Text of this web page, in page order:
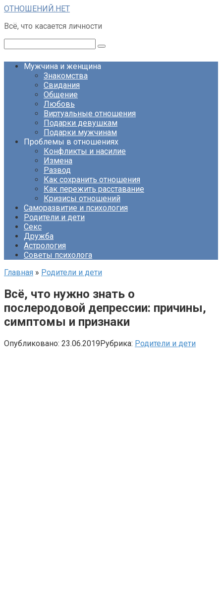
Перейти
контенту
ОТНОШЕНИЙ.НЕТ
Всё, что касается личности
Мужчина и женщина
Знакомства
Свидания
Общение
Любовь
Виртуальные отношения
Подарки девушкам
Подарки мужчинам
Проблемы в отношениях
Конфликты и насилие
Измена
Развод
Как сохранить отношения
Как пережить расставание
Кризисы отношений
Саморазвитие и психология
Родители и дети
Секс
Дружба
Астрология
Советы психолога
Главная » Родители и дети
Всё, что нужно знать о
послеродовой депрессии: причины,
симптомы и признаки
Опубликовано: 23.06.2019Рубрика: Родители и дети